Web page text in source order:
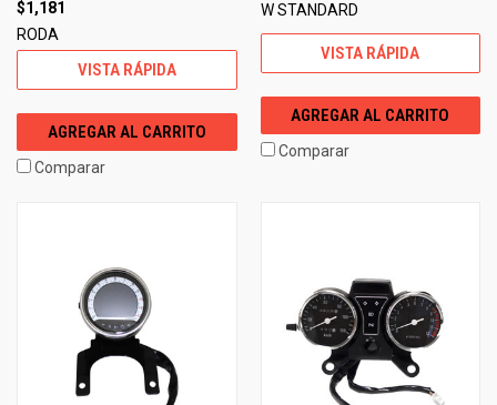
$1,181
RODA
VISTA RÁPIDA
AGREGAR AL CARRITO
Comparar
W STANDARD
VISTA RÁPIDA
AGREGAR AL CARRITO
Comparar